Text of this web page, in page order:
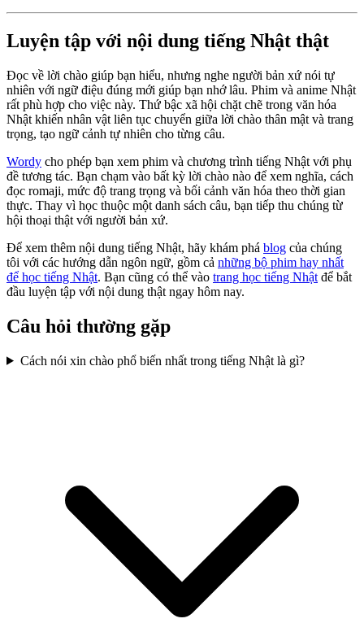
Luyện tập với nội dung tiếng Nhật thật
Đọc về lời chào giúp bạn hiểu, nhưng nghe người bản xứ nói tự
nhiên với ngữ điệu đúng mới giúp bạn nhớ lâu. Phim và anime Nhật
rất phù hợp cho việc này. Thứ bậc xã hội chặt chẽ trong văn hóa
Nhật khiến nhân vật liên tục chuyển giữa lời chào thân mật và trang
trọng, tạo ngữ cảnh tự nhiên cho từng câu.
Wordy cho phép bạn xem phim và chương trình tiếng Nhật với phụ
đề tương tác. Bạn chạm vào bất kỳ lời chào nào để xem nghĩa, cách
đọc romaji, mức độ trang trọng và bối cảnh văn hóa theo thời gian
thực. Thay vì học thuộc một danh sách câu, bạn tiếp thu chúng từ
hội thoại thật với người bản xứ.
Để xem thêm nội dung tiếng Nhật, hãy khám phá blog của chúng
tôi với các hướng dẫn ngôn ngữ, gồm cả những bộ phim hay nhất
để học tiếng Nhật. Bạn cũng có thể vào trang học tiếng Nhật để bắt
đầu luyện tập với nội dung thật ngay hôm nay.
Câu hỏi thường gặp
Cách nói xin chào phổ biến nhất trong tiếng Nhật là gì?